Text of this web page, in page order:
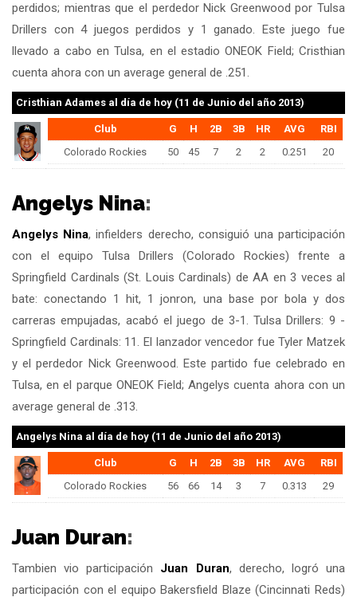
perdidos; mientras que el perdedor Nick Greenwood por Tulsa
Drillers con 4 juegos perdidos y 1 ganado. Este juego fue
llevado a cabo en Tulsa, en el estadio ONEOK Field; Cristhian
cuenta ahora con un average general de .251.
Cristhian Adames al día de hoy (11 de Junio del año 2013)
Club G H 2B 3B HR AVG
RBI
Colorado Rockies
50 45 7 2 2 0.251 20
Angelys Nina:
Angelys Nina, infielders derecho, consiguió una participación
con el equipo Tulsa Drillers (Colorado Rockies) frente a
Springfield Cardinals (St. Louis Cardinals) de AA en 3 veces al
bate: conectando 1 hit, 1 jonron, una base por bola y dos
carreras empujadas, acabó el juego de 3-1. Tulsa Drillers: 9 -
Springfield Cardinals: 11. El lanzador vencedor fue Tyler Matzek
y el perdedor Nick Greenwood. Este partido fue celebrado en
Tulsa, en el parque ONEOK Field; Angelys cuenta ahora con un
average general de .313.
Angelys Nina al día de hoy (11 de Junio del año 2013)
Club G H 2B 3B HR AVG
RBI
Colorado Rockies
56 66 14 3 7 0.313 29
Juan Duran:
Tambien vio participación Juan Duran, derecho, logró una
participación con el equipo Bakersfield Blaze (Cincinnati Reds)